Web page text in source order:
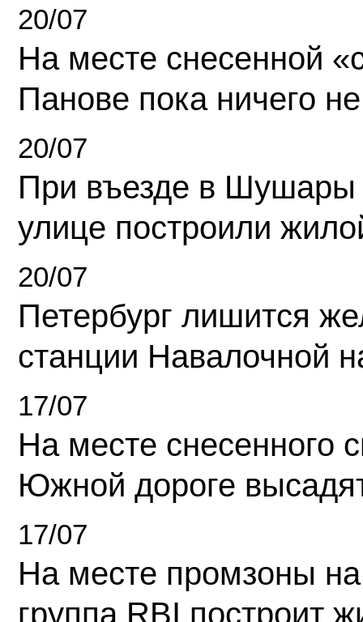
20/07
На месте снесенной
Панове пока ничего
20/07
При въезде в Шушары
улице построили
20/07
Петербург лишится
станции Навалочной
17/07
На месте снесенного
Южной дороге
17/07
На месте промзоны
группа RBI построит